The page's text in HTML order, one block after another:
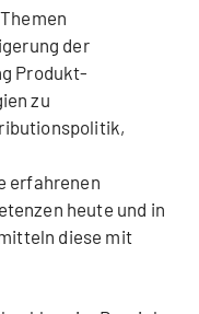
der
Produkt-
zu
erfahrenen
heute und in
diese mit